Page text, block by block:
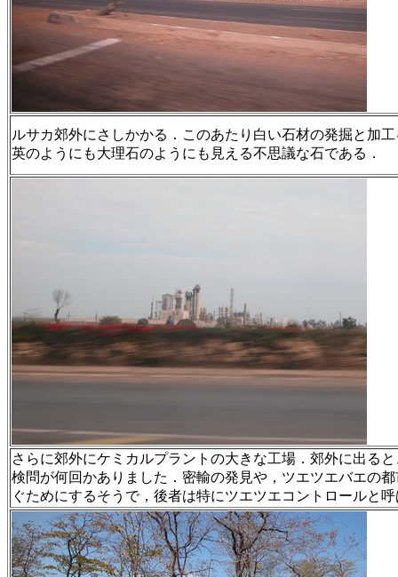
ルサカ郊外にさしかかる．このあたり白い石材の発掘と加
英のようにも大理石のようにも見える不思議な石である．
さらに郊外にケミカルプラントの大きな工場．郊外に出る
検問が何回かありました．密輸の発見や，ツエツエバエの
ぐためにするそうで，後者は特にツエツエコントロールと